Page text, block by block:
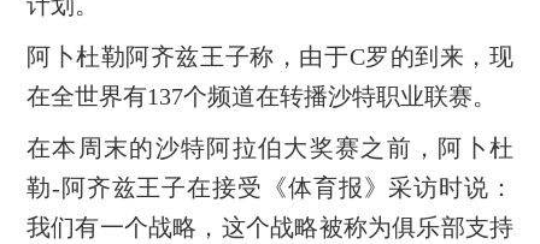
阿卜杜勒阿齐兹王子称，由于C罗的到来，现
在全世界有137个频道在转播沙特职业联赛。
在本周末的沙特阿拉伯大奖赛之前，阿卜杜
勒-阿齐兹王子在接受《体育报》采访时说：
我们有一个战略，这个战略被称为俱乐部支持